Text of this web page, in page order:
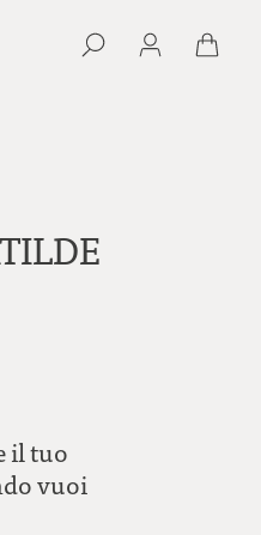
il tuo
vuoi